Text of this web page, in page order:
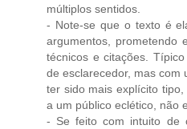
múltiplos sentidos.
- Note-se que o texto é
argumentos, prometendo
técnicos e citações.
de esclarecedor, mas com
ter sido mais explícito
a um público eclético, não
- Se feito com intuito de